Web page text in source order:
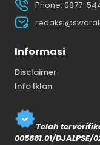
Phone: 0877-
Informasi
Disclaimer
Info Iklan
Telah
005881.01/DJALPSE/